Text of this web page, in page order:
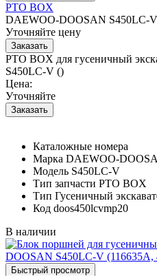
PTO BOX
DAEWOO-DOOSAN S450LC-V
Уточняйте цену
PTO BOX для гусеничный
S450LC-V ()
Цена:
Уточняйте
Каталожные номера
Марка DAEWOO-
Модель S450LC-V
Тип запчасти PTO BOX
Тип Гусеничный
Код doos450lcvmp20
В наличии